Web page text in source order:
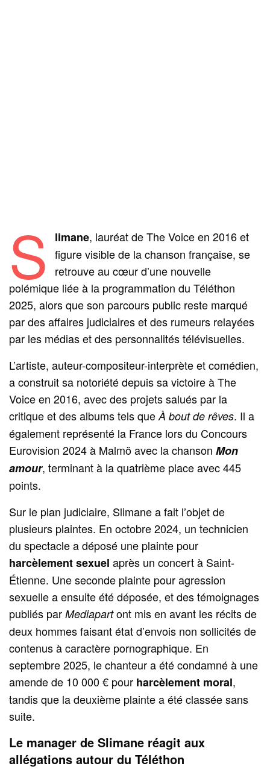
S limane, lauréat de The Voice en 2016 et
figure visible de la chanson française, se
retrouve au cœur d’une nouvelle
polémique liée à la programmation du Téléthon
2025, alors que son parcours public reste marqué
par des affaires judiciaires et des rumeurs relayées
par les médias et des personnalités télévisuelles.
L’artiste, auteur-compositeur-interprète et comédien,
a construit sa notoriété depuis sa victoire à The
Voice en 2016, avec des projets salués par la
critique et des albums tels queÀ bout de rêves. Il a
également représenté la France lors du Concours
Eurovision 2024 à Malmö avec la chansonMon
amour, terminant à la quatrième place avec 445
points.
Sur le plan judiciaire, Slimane a fait l’objet de
plusieurs plaintes. En octobre 2024, un technicien
du spectacle a déposé une plainte pour
harcèlement sexuel après un concert à Saint-
Étienne. Une seconde plainte pour agression
sexuelle a ensuite été déposée, et des témoignages
publiés parMediapartont mis en avant les récits de
deux hommes faisant état d’envois non sollicités de
contenus à caractère pornographique. En
septembre 2025, le chanteur a été condamné à une
amende de 10 000 € pour harcèlement moral,
tandis que la deuxième plainte a été classée sans
suite.
Le manager de Slimane réagit aux
allégations autour du Téléthon